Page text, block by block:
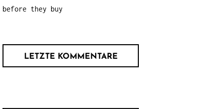
before they buy
LETZTE KOMMENTARE